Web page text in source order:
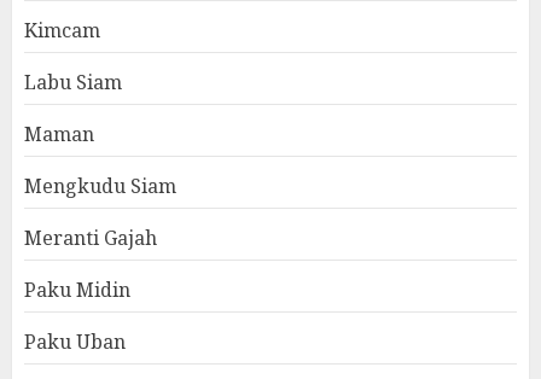
Kimcam
Labu Siam
Maman
Mengkudu Siam
Meranti Gajah
Paku Midin
Paku Uban